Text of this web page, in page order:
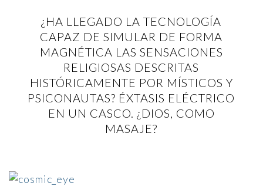
¿HA LLEGADO LA TECNOLOGÍA
CAPAZ DE SIMULAR DE FORMA
MAGNÉTICA LAS SENSACIONES
RELIGIOSAS DESCRITAS
HISTÓRICAMENTE POR MÍSTICOS Y
PSICONAUTAS? ÉXTASIS ELÉCTRICO
EN UN CASCO. ¿DIOS, COMO
MASAJE?